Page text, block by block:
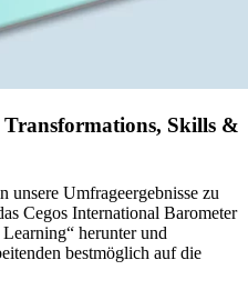
Skills &
Umfrageergebnisse zu
Cegos International Barometer
herunter und
bestmöglich auf die